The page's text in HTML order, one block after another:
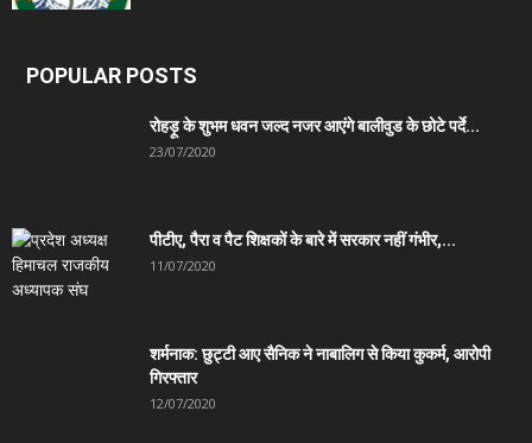
POPULAR POSTS
रोहड़ू के शुभम धवन जल्द नजर आएंगे बालीवुड के छोटे पर्दे...
23/07/2020
पीटीए, पैरा व पैट शिक्षकों के बारे में सरकार नहीं गंभीर,...
11/07/2020
शर्मनाक: छुट्टी आए सैनिक ने नाबालिग से किया कुकर्म, आरोपी
गिरफ्तार
12/07/2020